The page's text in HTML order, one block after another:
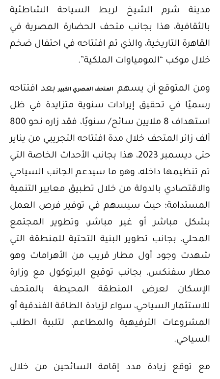
مدينة شرم الشيخ لربط السياحة الشاطئية
بالثقافية، هذا بجانب متحف الحضارة المصرية في
القاهرة التاريخية، والذي تم افتتاحه في احتفال ضخم
خلال موكب “المومياوات الملكية”.
ومن المتوقع أن يسهمالمتحف المصري الكبيربعد افتتاحه
رسميًا في تحقيق إيرادات سنوية متزايدة في ظل
استهداف 8 ملايين سائح/ سنويًا، فقد زاره نحو 800
ألف زائر المتحف خلال مدة افتتاحه التجريبي من يناير
حتى ديسمبر 2023، هذا بجانب الأحداث الخاصة التي
تم تنظيمها داخله، وهو ما سيدعم الجانب السياحي
والاقتصادي بالدولة من خلال تطبيق معايير التنمية
المستدامة؛ حيث سيسهم في توفير فرص العمل
بشكل مباشر أو غير مباشر، وتطوير المجتمع
المحلي، بجانب تطوير البنية التحتية للمنطقة التي
شهدت وجود أول مطار قريب من الأهرامات وهو
مطار سفنكس، بجانب توقيع البرتوكول مع وزارة
الإسكان لعرض المنطقة المحيطة بالمتحف
للاستثمار السياحي، سواء لزيادة الطاقة الفندقية أو
المشروعات الترفيهية والمطاعم، لتلبية الطلب
السياحي.
مع توقع زيادة مدد إقامة السائحين من خلال